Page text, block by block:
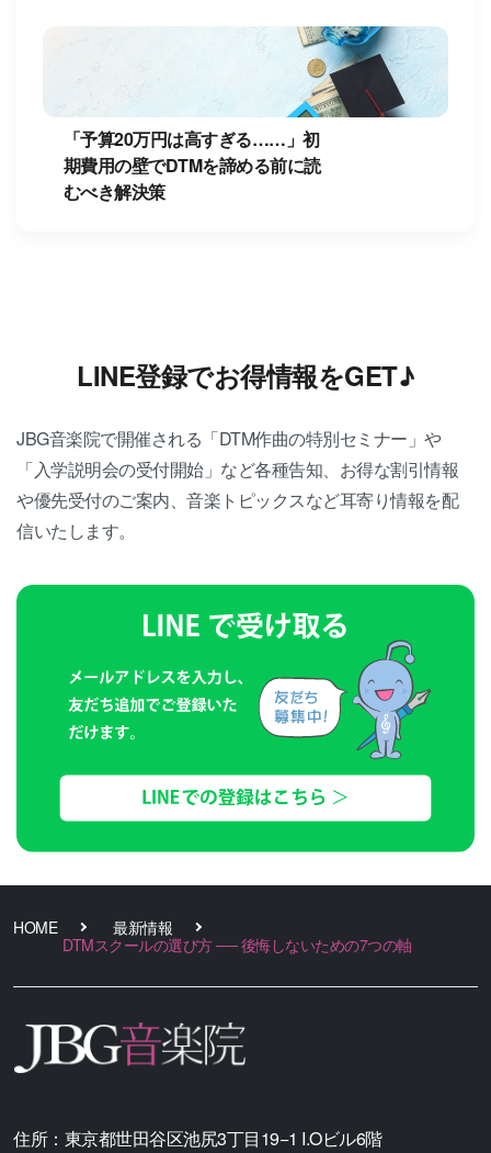
「予算20万円は高すぎる……」初
期費用の壁でDTMを諦める前に読
むべき解決策
LINE登録でお得情報をGET♪
JBG音楽院で開催される「DTM作曲の特別セミナー」や
「入学説明会の受付開始」など各種告知、お得な割引情報
や優先受付のご案内、音楽トピックスなど耳寄り情報を配
信いたします。
HOME
最新情報
DTMスクールの選び方 ── 後悔しないための7つの軸
住所： 東京都世田谷区池尻3丁目19−1 I.Oビル6階